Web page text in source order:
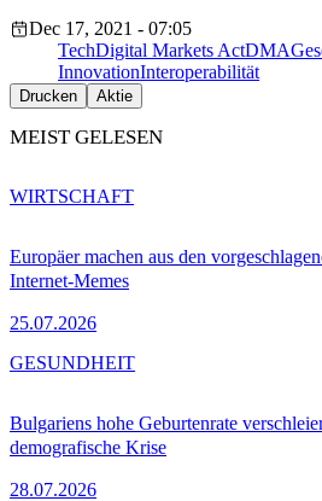
Dec 17, 2021 - 07:05
TechDigital Markets ActDMA
InnovationInteroperabilität
Drucken Aktie
MEIST GELESEN
Europäer machen aus den
Internet-Memes
25.07.2026
WIRTSCHAFT
Bulgariens hohe Geburtenrate
demografische Krise
28.07.2026
GESUNDHEIT